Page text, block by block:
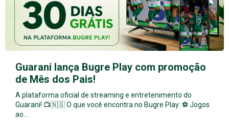
Guarani lança Bugre Play com promoção
de Mês dos Pais!
A plataforma oficial de streaming e entretenimento do
Guarani! 📺🇳🇬 O que você encontra no Bugre Play: ⚽ Jogos
ao…